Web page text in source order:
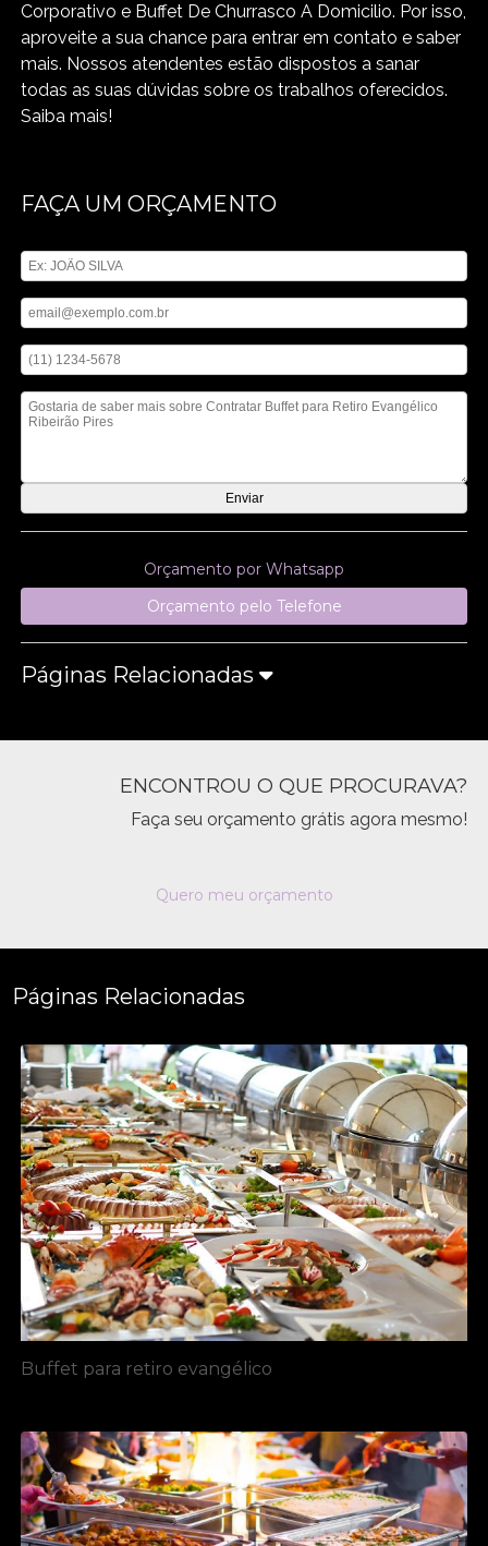
Corporativo e Buffet De Churrasco A Domicilio. Por isso,
aproveite a sua chance para entrar em contato e saber
mais. Nossos atendentes estão dispostos a sanar
todas as suas dúvidas sobre os trabalhos oferecidos.
Saiba mais!
FAÇA UM ORÇAMENTO
Orçamento por Whatsapp
Orçamento pelo Telefone
Páginas Relacionadas
ENCONTROU O QUE PROCURAVA?
Faça seu orçamento grátis agora mesmo!
Quero meu orçamento
Páginas Relacionadas
Buffet para retiro evangélico